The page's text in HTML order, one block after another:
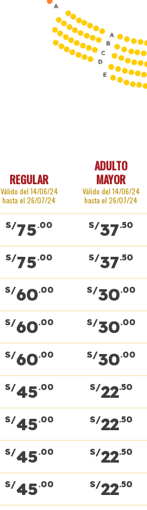
REGULAR
Válido del 14/06/24
hasta el 26/07/24
ADULTO
MAYOR
Válido del 14/06/24
hasta el 26/07/24
S/75.00 S/37.50
S/75.00 S/37.50
S/60.00 S/30.00
S/60.00 S/30.00
S/60.00 S/30.00
S/45.00 S/22.50
S/45.00 S/22.50
S/45.00 S/22.50
S/45.00 S/22.50